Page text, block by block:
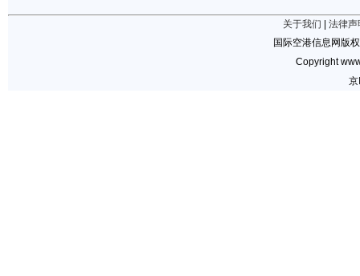
关于我们
法律声
国际空港信息网版
Copyright